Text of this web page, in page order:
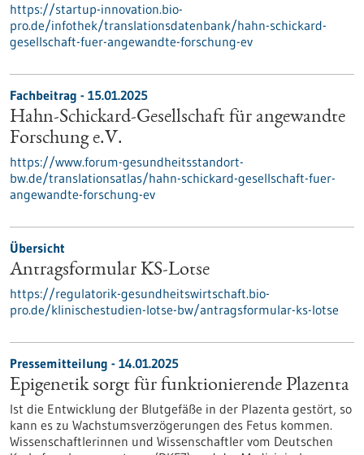
https://startup-innovation.bio-
pro.de/infothek/translationsdatenbank/hahn-schickard-
gesellschaft-fuer-angewandte-forschung-ev
Fachbeitrag - 15.01.2025
Hahn-Schickard-Gesellschaft für angewandte
Forschung e.V.
https://www.forum-gesundheitsstandort-
bw.de/translationsatlas/hahn-schickard-gesellschaft-fuer-
angewandte-forschung-ev
Übersicht
Antragsformular KS-Lotse
https://regulatorik-gesundheitswirtschaft.bio-
pro.de/klinischestudien-lotse-bw/antragsformular-ks-lotse
Pressemitteilung - 14.01.2025
Epigenetik sorgt für funktionierende Plazenta
Ist die Entwicklung der Blutgefäße in der Plazenta gestört, so
kann es zu Wachstumsverzögerungen des Fetus kommen.
Wissenschaftlerinnen und Wissenschaftler vom Deutschen